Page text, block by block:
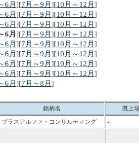
6月 ][7月～9月 ][10月～12月 ]
6月 ][7月～9月 ][10月～12月 ]
6月 ][7月～9月 ][10月～12月 ]
6月 ][7月～9月 ][10月～12月 ]
6月 ][7月～9月 ][10月～12月 ]
6月 ][7月～9月 ][10月～12月 ]
6月 ][7月～9月 ][10月～12月 ]
6月 ][7月～9月 ][10月～12月 ]
6月 ][7月～8月 ]
銘柄名
既上
プラスアルファ・コンサルティング -